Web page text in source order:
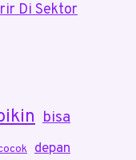
Di Sektor
bisa
depan